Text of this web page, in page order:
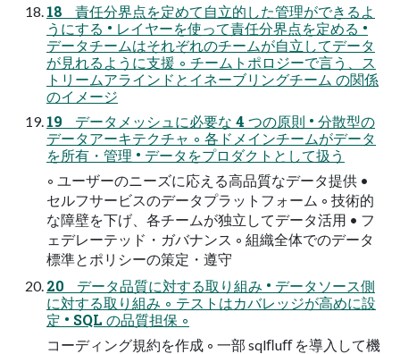
18 責任分界点を定めて自立的した管理ができるよ
うにする • レイヤーを使って責任分界点を定める •
データチームはそれぞれのチームが自立してデータ
が見れるように支援 ◦ チームトポロジーで言う、ス
トリームアラインドとイネーブリングチーム の関係
のイメージ
19 データメッシュに必要な 4 つの原則 • 分散型の
データアーキテクチャ ◦ 各ドメインチームがデータ
を所有・管理 • データをプロダクトとして扱う
◦ ユーザーのニーズに応える高品質なデータ提供 •
セルフサービスのデータプラットフォーム ◦ 技術的
な障壁を下げ、各チームが独立してデータ活用 • フ
ェデレーテッド・ガバナンス ◦ 組織全体でのデータ
標準とポリシーの策定・遵守
20 データ品質に対する取り組み • データソース側
に対する取り組み ◦ テストはカバレッジが高めに設
定 • SQL の品質担保 ◦
コーディング規約を作成 ◦ 一部 sqlﬂuﬀ を導入して機